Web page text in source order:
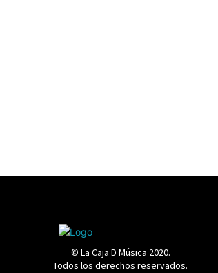
© La Caja D Música 2020.
Todos los derechos reservados.